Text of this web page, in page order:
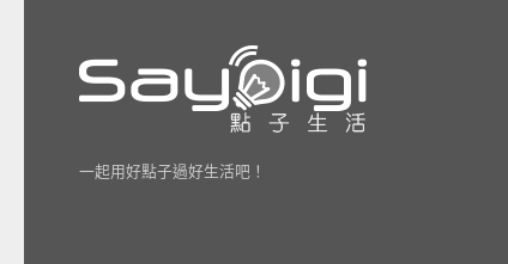
一起用好點子過好生活吧！